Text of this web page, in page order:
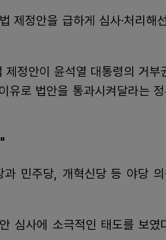
제정안을 급하게 심사·처리해
정안이 윤석열 대통령의 거부
유로 법안을 통과시켜달라는
민주당, 개혁신당 등 야당 의
심사에 소극적인 태도를 보였